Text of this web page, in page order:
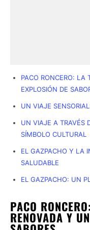
PACO RONCERO: LA
EXPLOSIÓN DE
UN VIAJE
UN VIAJE A TRAVÉS
SÍMBOLO CULTURAL
EL GAZPACHO Y LA
SALUDABLE
EL GAZPACHO: UN
PACO
RENOVADA Y